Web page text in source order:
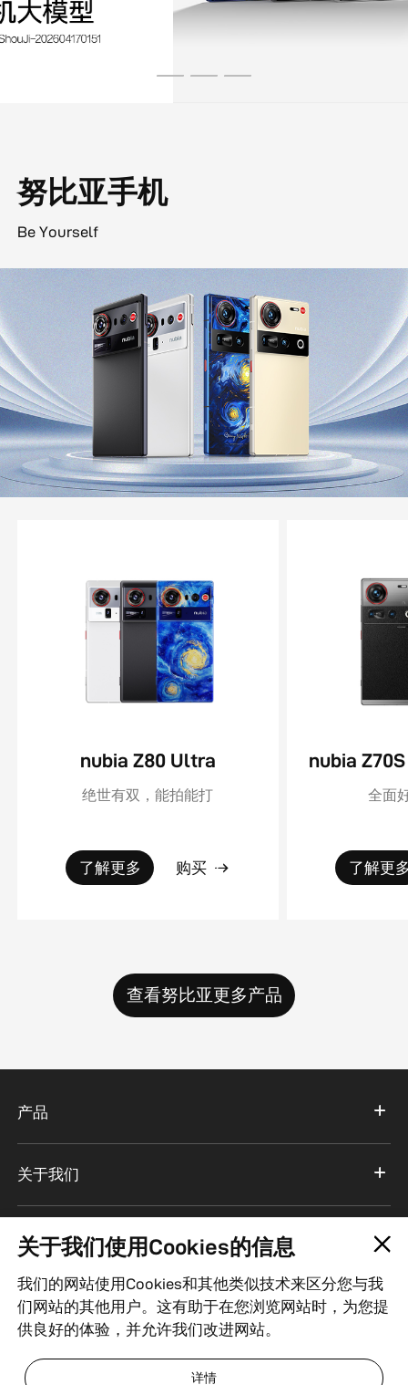
努比亚手机
Be Yourself
nubia Z80 Ultra
绝世有双，能拍能打
了解更多 购买
全面
了解更
查看努比亚更多产品
产品
关于我们
服务支持
中国
| 粤公网安备 44030502000309号
| 经营资质
关于我们使用Cookies的信息
我们的网站使用Cookies和其他类似技术来区分您与我
们网站的其他用户。这有助于在您浏览网站时，为您提
供良好的体验，并允许我们改进网站。
详情